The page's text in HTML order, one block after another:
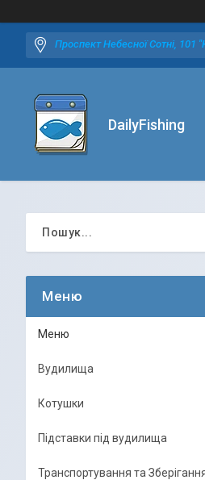
Проспект Небесної Сотні, 101
DailyFishing
Меню
Вудилища
Котушки
Підставки під вудилища
Транспортування та